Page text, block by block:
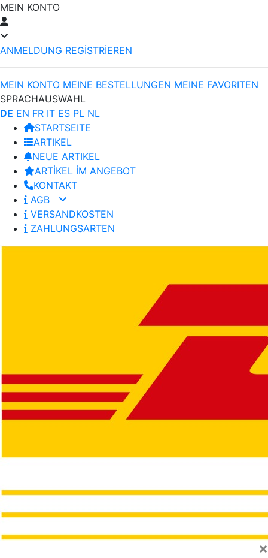
MEIN KONTO
ANMELDUNG REGİSTRİEREN
MEIN KONTO MEINE BESTELLUNGEN MEINE FAVORITEN
SPRACHAUSWAHL
DE EN FR IT ES PL NL
STARTSEITE
ARTIKEL
NEUE ARTIKEL
ARTİKEL İM ANGEBOT
KONTAKT
AGB
VERSANDKOSTEN
ZAHLUNGSARTEN
×